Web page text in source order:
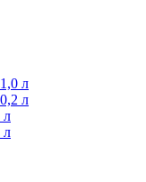
л
л
л
л